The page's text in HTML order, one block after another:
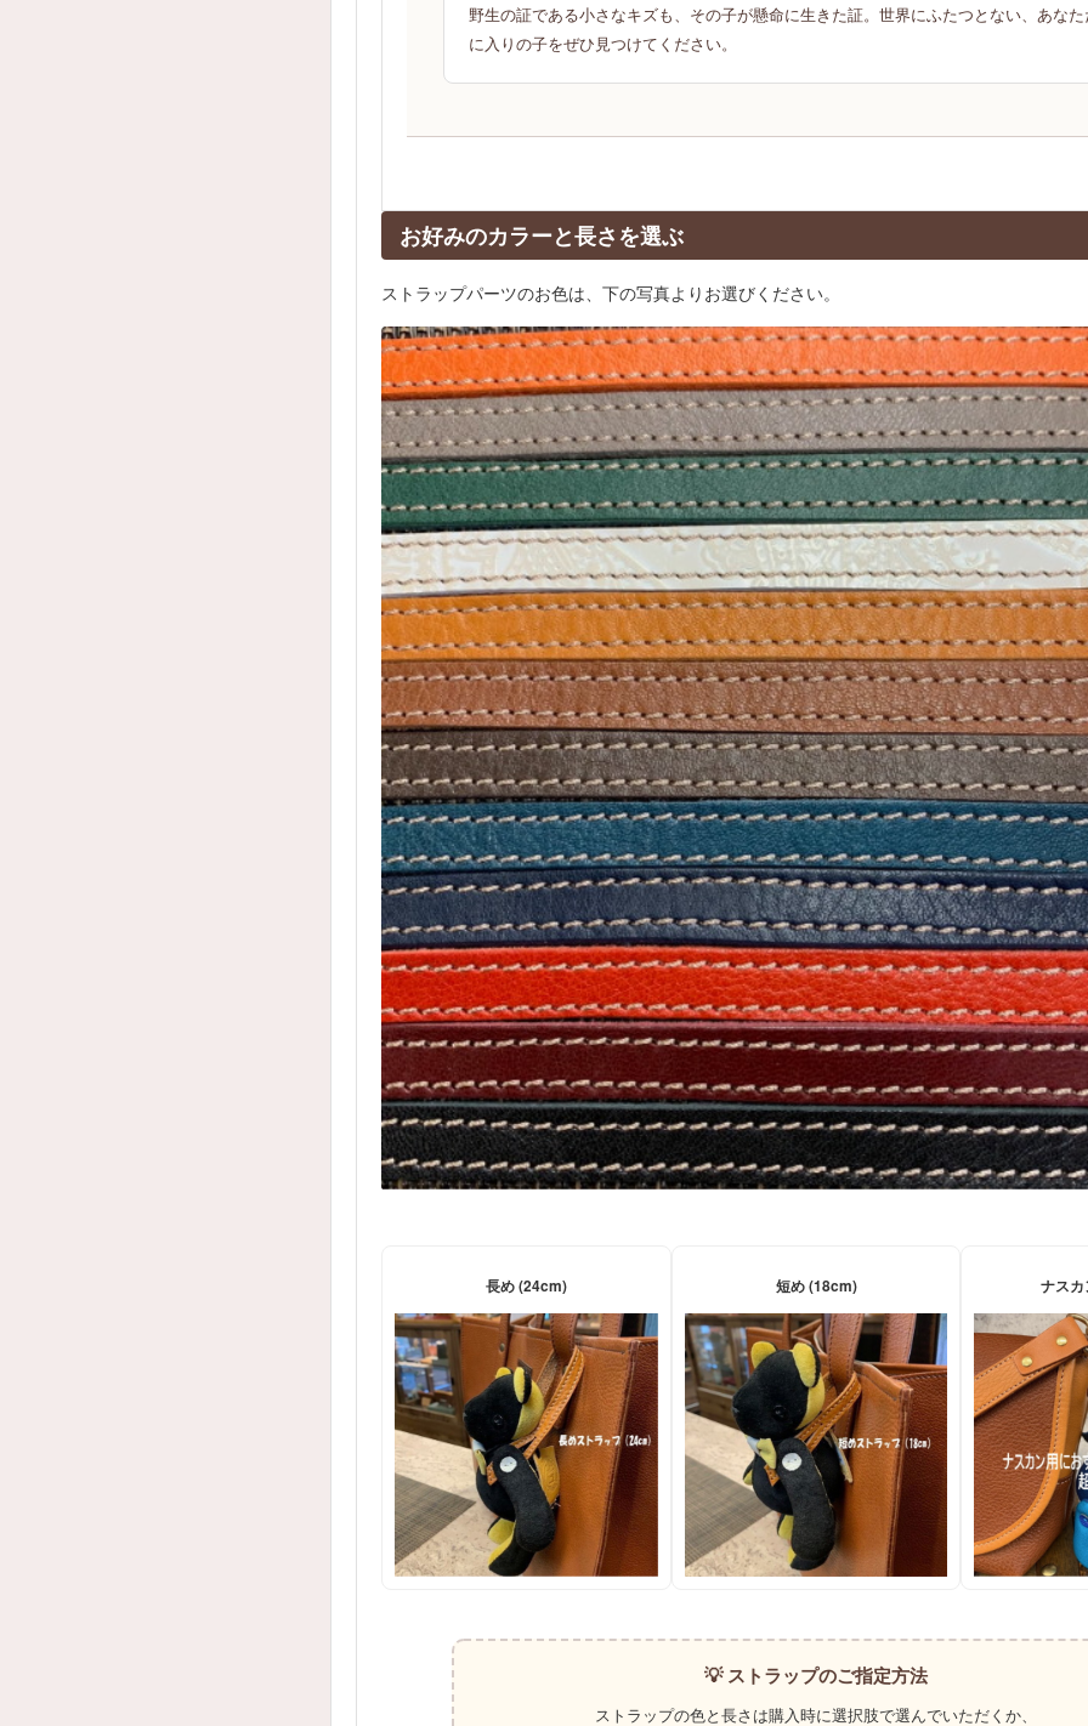
野生の証である小さなキズも、その子が懸命に生きた証。世界にふたつとない、あな
に入りの子をぜひ見つけてください。
お好みのカラーと長さを選ぶ
ストラップパーツのお色は、下の写真よりお選びください。
長め (24cm) 短め (18cm) ナス
💡 ストラップのご指定方法
ストラップの色と長さは購入時に選択肢で選んでいただくか、